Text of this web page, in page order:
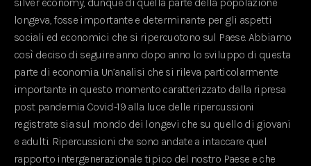
longeva, fosse importante e determinante per gli aspetti
sociali ed economici che si ripercuotono sul Paese. Abbiamo
così deciso di seguire anno dopo anno lo sviluppo di questa
parte di economia. Un’analisi che si rileva particolarmente
importante in questo momento caratterizzato dalla ripresa
post pandemia Covid-19 alla luce delle ripercussioni
registrate sia sul mondo dei longevi che su quello di giovani
e adulti. Ripercussioni che sono andate a intaccare quel
rapporto intergenerazionale tipico del nostro Paese e che